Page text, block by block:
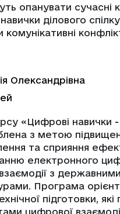
опанувати сучасні
ділового
Олександрівна
«Цифрові навички -
з метою
та сприяння
електронного
з
Програма
підготовки,
цифрової